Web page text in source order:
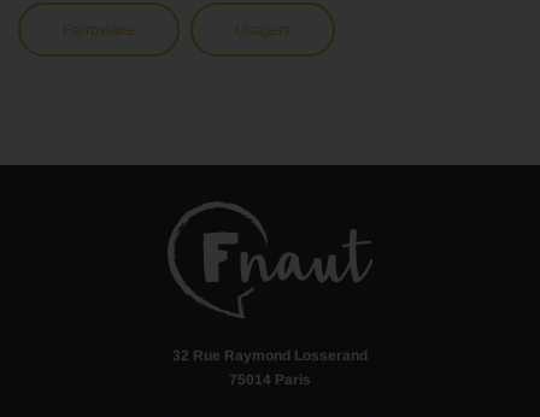
Ferroviaire Usagers
32 Rue Raymond Losserand
75014 Paris